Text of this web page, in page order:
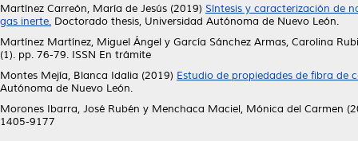
Martínez Carreón, María de Jesús (2019) Síntesis y caracterización de
gas inerte. Doctorado thesis, Universidad Autónoma de Nuevo León.
Martínez Martínez, Miguel Ángel y García Sánchez Armas, Carolina Rubi
(1). pp. 76-79. ISSN En trámite
Montes Mejía, Blanca Idalia (2019) Estudio de propiedades de fibra de
Autónoma de Nuevo León.
Morones Ibarra, José Rubén y Menchaca Maciel, Mónica del Carmen
1405-9177